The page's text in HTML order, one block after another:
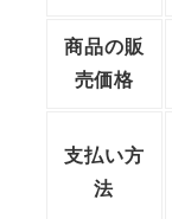
商品の販
売価格
支払い方
法